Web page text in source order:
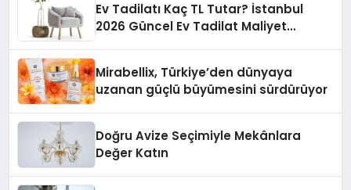
Ev Tadilatı Kaç TL Tutar? İstanbul
2026 Güncel Ev Tadilat Maliyet
Mirabellix, Türkiye’den dünyaya
uzanan güçlü büyümesini sürdürüyor
Doğru Avize Seçimiyle Mekânlara
Değer Katın